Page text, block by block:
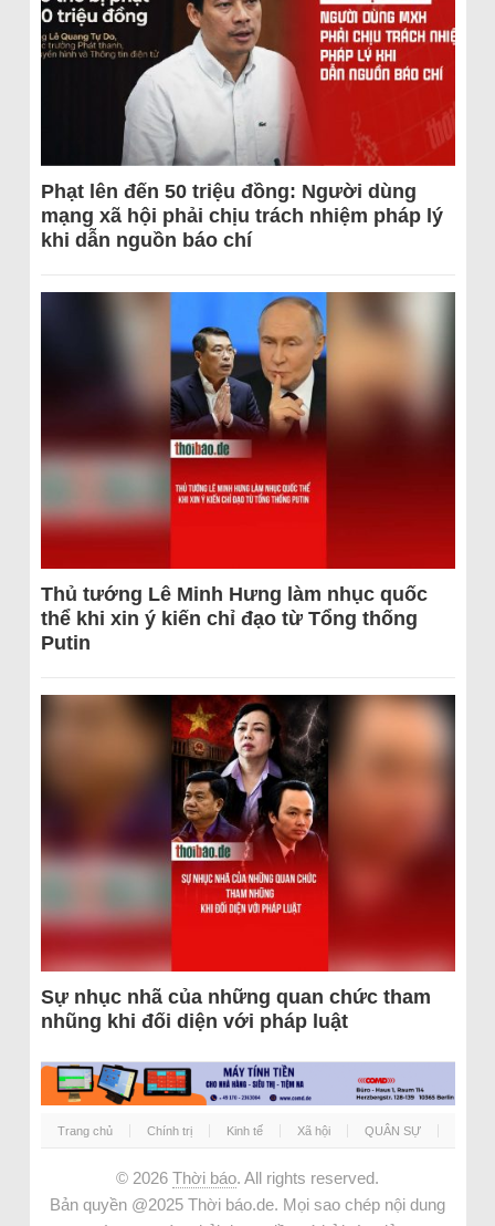
Phạt lên đến 50 triệu đồng: Người dùng
mạng xã hội phải chịu trách nhiệm pháp lý
khi dẫn nguồn báo chí
Thủ tướng Lê Minh Hưng làm nhục quốc
thể khi xin ý kiến chỉ đạo từ Tổng thống
Putin
Sự nhục nhã của những quan chức tham
nhũng khi đối diện với pháp luật
Trang chủ Chính trị Kinh tế Xã hội QUÂN SỰ
© 2026 Thời báo. All rights reserved.
Bản quyền @2025 Thời báo.de. Mọi sao chép nội dung